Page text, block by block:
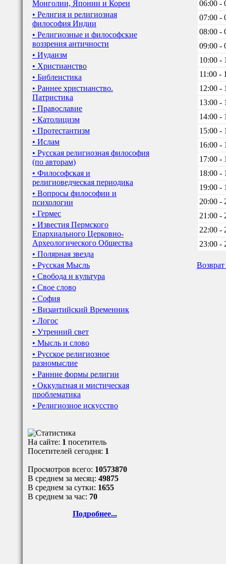
Монголии, Японии и Кореи
• Религия и религиозная
философия Индии
• Религиозные и философские
воззрения античности
• Иудаизм
• Христианство
• Библеистика
• Раннее христианство.
Патристика
• Православие
• Католицизм
• Протестантизм
• Ислам
• Русская религиозная философия
(по авторам)
• Философская и
религиоведческая периодика
• Вопросы философии и
психологии
• Гермес
• Известия Пермского
Епархиального Церковно-
Археологического Общества
• Полярная звезда
• Русская Мысль
• Свобода и культура
• Свое слово
• София
• Византийский Временник
• Логос
• Утренний свет
• Мысль и слово
• Русское религиозное
разномыслие
• Ранние формы религии
• Оккультная и мистическая
проблематика
• Религиозное искусство
На сайте: 1 посетитель
Посетителей сегодня: 1
Просмотров всего: 10573870
В среднем за месяц: 49875
В среднем за сутки: 1655
В среднем за час: 70
Подробнее...
06:00 -
07:00 -
08:00 -
09:00 -
10:00 -
11:00 -
12:00 -
13:00 -
14:00 -
15:00 -
16:00 -
17:00 -
18:00 -
19:00 -
20:00 -
21:00 -
22:00 -
23:00 -
Возврат